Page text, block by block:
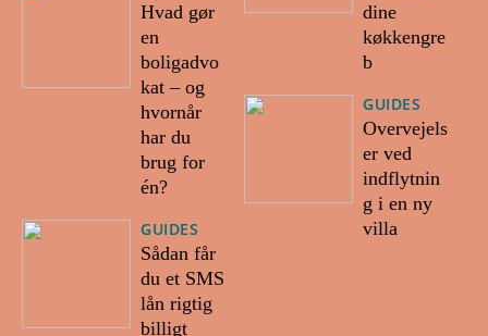
Hvad gør
en
boligadvo
kat – og
hvornår
har du
brug for
én?
GUIDES
Sådan får
du et SMS
lån rigtig
billigt
dine
køkkengre
b
GUIDES
Overvejels
er ved
indflytnin
g i en ny
villa